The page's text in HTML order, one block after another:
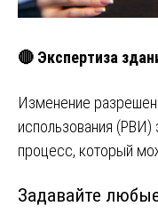
🔴 Экспертиза
Изменение
использования (РВИ)
процесс, который
Задавайте